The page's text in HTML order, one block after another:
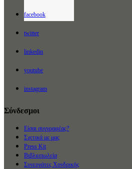
facebook
twitter
linkedin
youtube
instagram
Σύνδεσμοι
Είσαι συγγραφέας?
Σχετικά με μας
Press Kit
Βιβλιοπωλεία
Συνεργάτες Χονδρικής